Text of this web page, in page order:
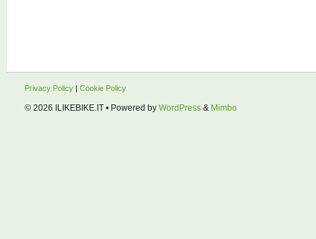
Privacy Policy Cookie Policy
© 2026 ILIKEBIKE.IT • Powered by WordPress & Mimbo